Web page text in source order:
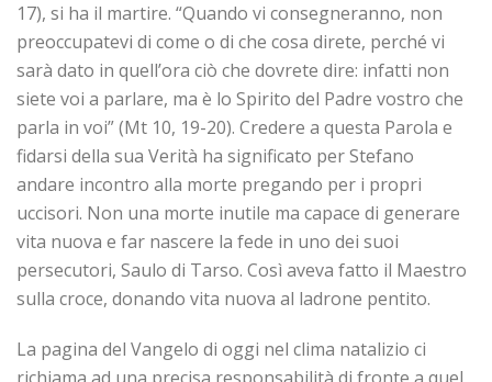
17), si ha il martire. “Quando vi consegneranno, non
preoccupatevi di come o di che cosa direte, perché vi
sarà dato in quell’ora ciò che dovrete dire: infatti non
siete voi a parlare, ma è lo Spirito del Padre vostro che
parla in voi” (Mt 10, 19-20). Credere a questa Parola e
fidarsi della sua Verità ha significato per Stefano
andare incontro alla morte pregando per i propri
uccisori. Non una morte inutile ma capace di generare
vita nuova e far nascere la fede in uno dei suoi
persecutori, Saulo di Tarso. Così aveva fatto il Maestro
sulla croce, donando vita nuova al ladrone pentito.
La pagina del Vangelo di oggi nel clima natalizio ci